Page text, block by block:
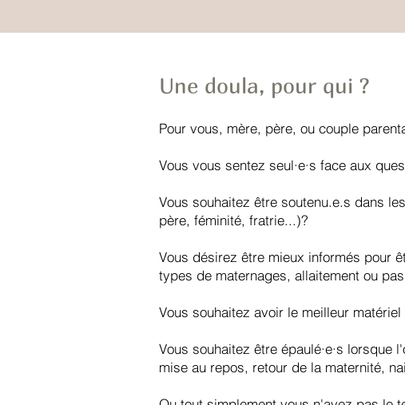
Une doula, pour qui ?
Pour vous, mère, père, ou couple
Vous vous sentez seul·e·s face aux
Vous souhaitez être soutenu.e.s dans
père, féminité, fratrie...)?
Vous désirez être mieux informés pour
types de maternages, allaitement ou
Vous souhaitez avoir le meilleur
Vous souhaitez être épaulé·e·s
mise au repos, retour de la maternité,